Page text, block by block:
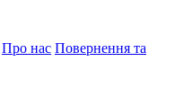
Про нас Повернення та